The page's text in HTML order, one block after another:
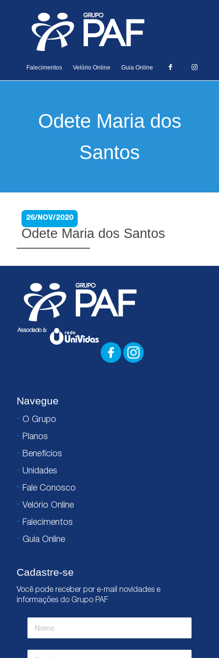
Falecimentos Velório Online Guia Online
Odete Maria dos
Santos
26/NOV/2020
Odete Maria dos Santos
Navegue
O Grupo
Planos
Benefícios
Unidades
Fale Conosco
Velório Online
Falecimentos
Guia Online
Cadastre-se
Você pode receber por e-mail novidades e
informações do Grupo PAF